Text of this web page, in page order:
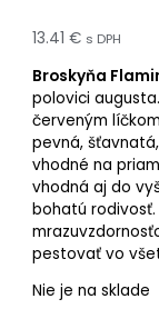
13.41€ s DPH
Broskyňa
polovici
červeným
pevná,
vhodné na
vhodná aj do
bohatú
pestovať vo
Nie je na sklade